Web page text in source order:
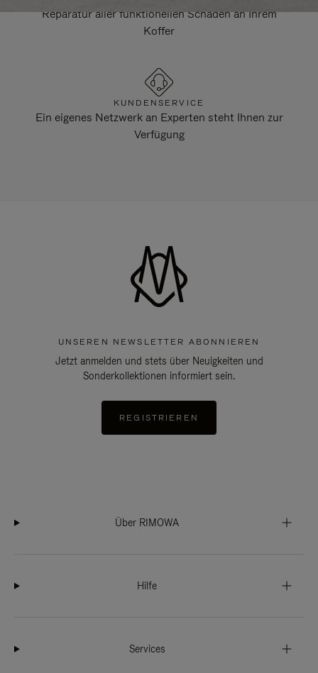
Reparatur aller funktionellen Schäden an Ihrem
Koffer
KUNDENSERVICE
Ein eigenes Netzwerk an Experten steht Ihnen zur
Verfügung
UNSEREN NEWSLETTER ABONNIEREN
Jetzt anmelden und stets über Neuigkeiten und
Sonderkollektionen informiert sein.
REGISTRIEREN
Über RIMOWA
Hilfe
Services